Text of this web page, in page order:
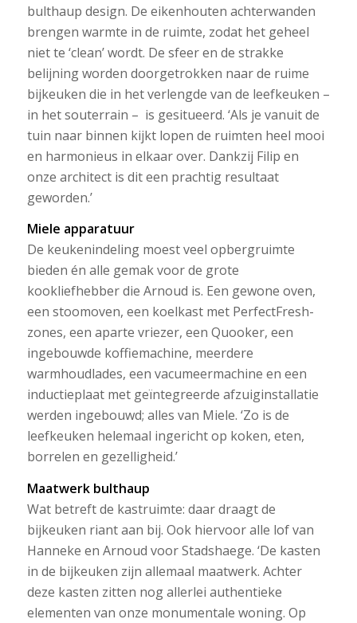
bulthaup design. De eikenhouten achterwanden
brengen warmte in de ruimte, zodat het geheel
niet te ‘clean’ wordt. De sfeer en de strakke
belijning worden doorgetrokken naar de ruime
bijkeuken die in het verlengde van de leefkeuken –
in het souterrain – is gesitueerd. ‘Als je vanuit de
tuin naar binnen kijkt lopen de ruimten heel mooi
en harmonieus in elkaar over. Dankzij Filip en
onze architect is dit een prachtig resultaat
geworden.’
Miele apparatuur
De keukenindeling moest veel opbergruimte
bieden én alle gemak voor de grote
kookliefhebber die Arnoud is. Een gewone oven,
een stoomoven, een koelkast met PerfectFresh-
zones, een aparte vriezer, een Quooker, een
ingebouwde koffiemachine, meerdere
warmhoudlades, een vacumeermachine en een
inductieplaat met geïntegreerde afzuiginstallatie
werden ingebouwd; alles van Miele. ‘Zo is de
leefkeuken helemaal ingericht op koken, eten,
borrelen en gezelligheid.’
Maatwerk bulthaup
Wat betreft de kastruimte: daar draagt de
bijkeuken riant aan bij. Ook hiervoor alle lof van
Hanneke en Arnoud voor Stadshaege. ‘De kasten
in de bijkeuken zijn allemaal maatwerk. Achter
deze kasten zitten nog allerlei authentieke
elementen van onze monumentale woning. Op